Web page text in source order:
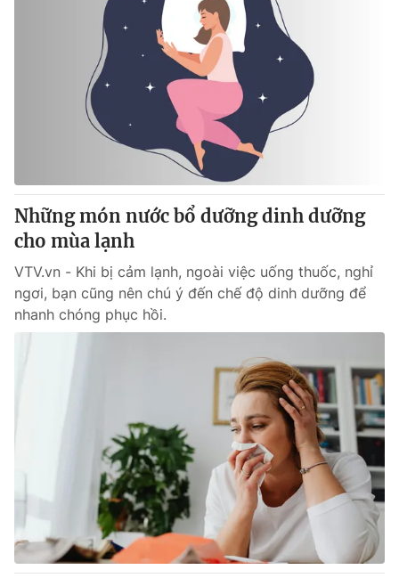
Những món nước bổ dưỡng dinh dưỡng
cho mùa lạnh
VTV.vn - Khi bị cảm lạnh, ngoài việc uống thuốc, nghỉ
ngơi, bạn cũng nên chú ý đến chế độ dinh dưỡng để
nhanh chóng phục hồi.